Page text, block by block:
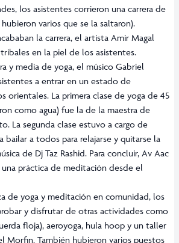
los asistentes corrieron una carrera de
varios que se la saltaron).
la carrera, el artista Amir Magal
en la piel de los asistentes.
y media de yoga, el músico Gabriel
a entrar en un estado de
orientales. La primera clase de yoga de 45
como agua) fue la de la maestra de
La segunda clase estuvo a cargo de
bailar a todos para relajarse y quitarse la
de Dj Taz Rashid. Para concluir, Av Aac
práctica de meditación desde el
de yoga y meditación en comunidad, los
y disfrutar de otras actividades como
floja), aeroyoga, hula hoop y un taller
Morfin. También hubieron varios puestos